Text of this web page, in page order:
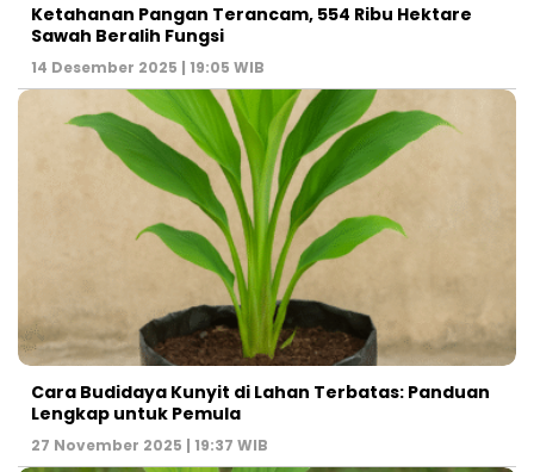
Ketahanan Pangan Terancam, 554 Ribu Hektare
Sawah Beralih Fungsi
14 Desember 2025 | 19:05 WIB
Cara Budidaya Kunyit di Lahan Terbatas: Panduan
Lengkap untuk Pemula
27 November 2025 | 19:37 WIB